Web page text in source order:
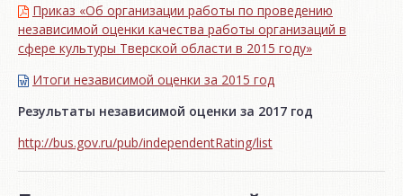
Приказ «Об организации работы по проведению
независимой оценки качества работы организаций в
сфере культуры Тверской области в 2015 году»
Итоги независимой oценки за 2015 год
Результаты независимой оценки за 2017 год
http://bus.gov.ru/pub/independentRating/list